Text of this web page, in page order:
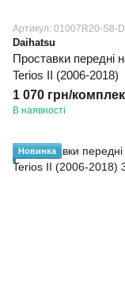
Артикул: 01007R20-S8-
Daihatsu
Проставки передні
Terios II (2006-2018)
1 070 грн/
В наявності
Новинка